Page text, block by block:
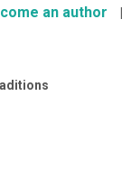
an author